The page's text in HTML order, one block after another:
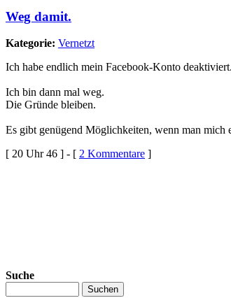
Weg damit.
Kategorie: Vernetzt
Ich habe endlich mein Facebook-Konto
Ich bin dann mal weg.
Die Gründe bleiben.
Es gibt genügend Möglichkeiten, wenn man mich
[ 20 Uhr 46 ] - [ 2 Kommentare ]
Suche